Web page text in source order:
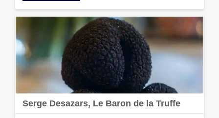
Serge Desazars, Le Baron de la Truffe